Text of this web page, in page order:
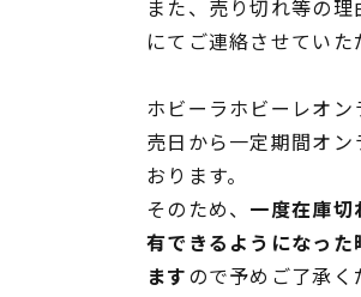
また、売り切れ等の
にてご連絡させていた
ホビーラホビーレオ
売日から一定期間オ
おります。
そのため、 一度在庫
有できるようになっ
ますので予めご了承く